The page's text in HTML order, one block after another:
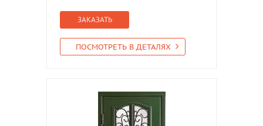
ЗАКАЗАТЬ
ПОСМОТРЕТЬ В ДЕТАЛЯХ